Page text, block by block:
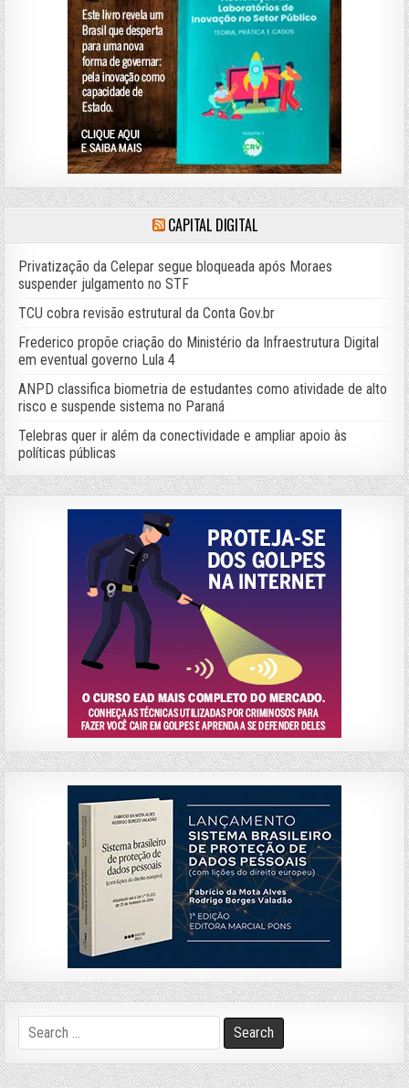
CAPITAL DIGITAL
Privatização da Celepar segue bloqueada após Moraes
suspender julgamento no STF
TCU cobra revisão estrutural da Conta Gov.br
Frederico propõe criação do Ministério da Infraestrutura Digital
em eventual governo Lula 4
ANPD classifica biometria de estudantes como atividade de alto
risco e suspende sistema no Paraná
Telebras quer ir além da conectividade e ampliar apoio às
políticas públicas
Search
for: